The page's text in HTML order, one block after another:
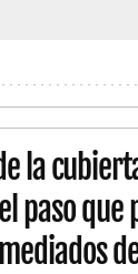
la
paso